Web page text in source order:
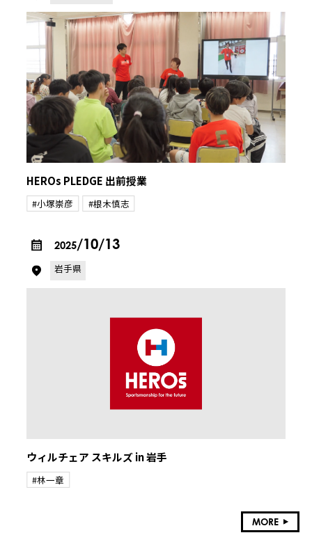
HEROs PLEDGE 出前授業
#小塚崇彦 #根木慎志
2025/10/13
岩手県
ウィルチェア スキルズ in 岩手
#林一章
MORE